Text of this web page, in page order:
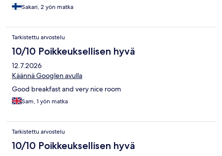
Sakari, 2 yön matka
Tarkistettu arvostelu
10/10 Poikkeuksellisen hyvä
12.7.2026
Käännä Googlen avulla
Good breakfast and very nice room
Sam, 1 yön matka
Tarkistettu arvostelu
10/10 Poikkeuksellisen hyvä